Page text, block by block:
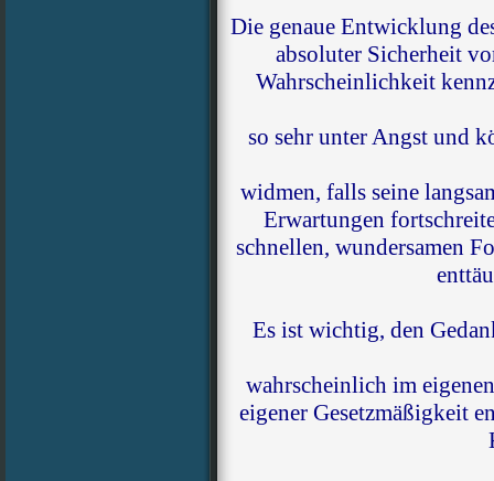
Die genaue Entwicklung
absoluter Sicherheit
Wahrscheinlichkeit
so sehr unter Angst und
widmen, falls seine
Erwartungen
schnellen, wundersamen
Es ist wichtig, den
wahrscheinlich im
eigener Gesetzmäßigkeit